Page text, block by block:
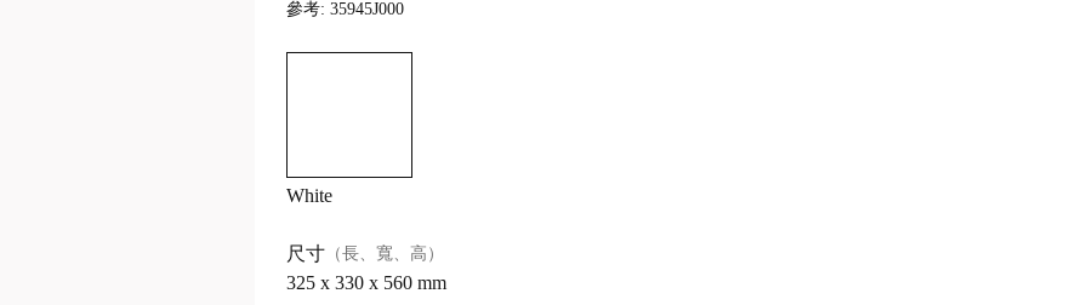
參考: 35945J000
White
尺寸 （長、寬、高）
325 x 330 x 560 mm